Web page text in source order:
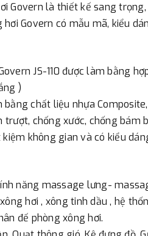
Govern là thiết kế sang
Govern có mẫu mã, kiểu
JS-110 được làm bằng
)
chất liệu nhựa
trượt, chống xước, chống bám
không gian và có kiểu
năng massage lưng-
hơi , xông tinh dầu , hệ
đế phòng xông hơi.